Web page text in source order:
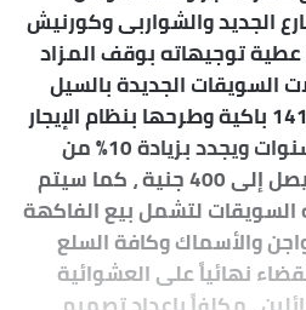
الجديد والشواربى وكورنيش
توجيهاته بوقف المزاد
السويقات الجديدة بالسيل
وطريق السماد بإجمالى 141 باكية وطرحها بنظام الإيجار
وبتعاقد مؤقت لمدة 3 سنوات ويجدد بزيادة 10% من
الإيجار الشهرى والذى سيصل إلى 400 جنية ، كما سيتم
لتشمل بيع الفاكهة
والأسماك وكافة السلع
نهائياً على العشوائية